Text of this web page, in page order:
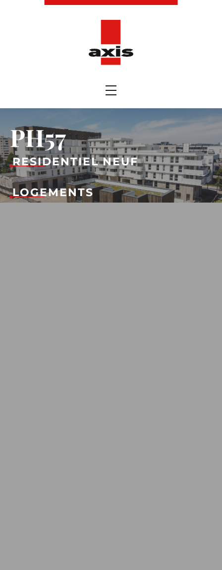
PH57
RESIDENTIEL NEUF
LOGEMENTS